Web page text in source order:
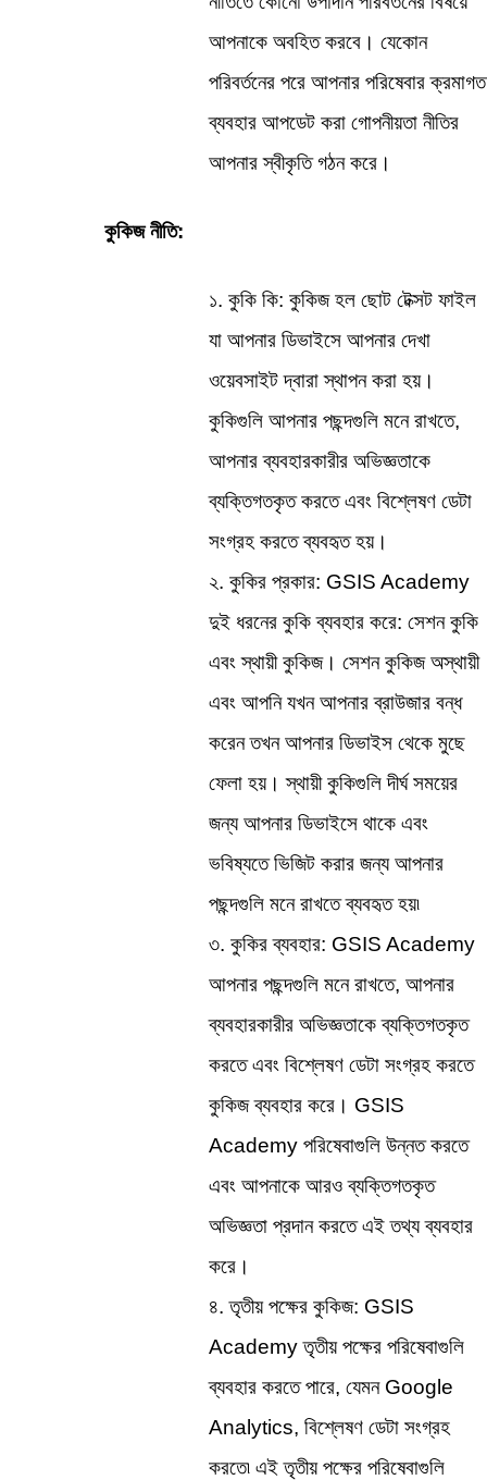
আপনাকে অবহিত করবে। যেকোন
পরিবর্তনের পরে আপনার পরিষেবার ক্রমাগত
ব্যবহার আপডেট করা গোপনীয়তা নীতির
আপনার স্বীকৃতি গঠন করে।
কুকিজ নীতি:
১. কুকি কি: কুকিজ হল ছোট টেক্সট ফাইল
যা আপনার ডিভাইসে আপনার দেখা
ওয়েবসাইট দ্বারা স্থাপন করা হয়।
কুকিগুলি আপনার পছন্দগুলি মনে রাখতে,
আপনার ব্যবহারকারীর অভিজ্ঞতাকে
ব্যক্তিগতকৃত করতে এবং বিশ্লেষণ ডেটা
সংগ্রহ করতে ব্যবহৃত হয়।
২. কুকির প্রকার: GSIS Academy
দুই ধরনের কুকি ব্যবহার করে: সেশন কুকি
এবং স্থায়ী কুকিজ। সেশন কুকিজ অস্থায়ী
এবং আপনি যখন আপনার ব্রাউজার বন্ধ
করেন তখন আপনার ডিভাইস থেকে মুছে
ফেলা হয়। স্থায়ী কুকিগুলি দীর্ঘ সময়ের
জন্য আপনার ডিভাইসে থাকে এবং
ভবিষ্যতে ভিজিট করার জন্য আপনার
পছন্দগুলি মনে রাখতে ব্যবহৃত হয়৷
৩. কুকির ব্যবহার: GSIS Academy
আপনার পছন্দগুলি মনে রাখতে, আপনার
ব্যবহারকারীর অভিজ্ঞতাকে ব্যক্তিগতকৃত
করতে এবং বিশ্লেষণ ডেটা সংগ্রহ করতে
কুকিজ ব্যবহার করে। GSIS
Academy পরিষেবাগুলি উন্নত করতে
এবং আপনাকে আরও ব্যক্তিগতকৃত
অভিজ্ঞতা প্রদান করতে এই তথ্য ব্যবহার
করে।
৪. তৃতীয় পক্ষের কুকিজ: GSIS
Academy তৃতীয় পক্ষের পরিষেবাগুলি
ব্যবহার করতে পারে, যেমন Google
Analytics, বিশ্লেষণ ডেটা সংগ্রহ
করতে৷ এই তৃতীয় পক্ষের পরিষেবাগুলি